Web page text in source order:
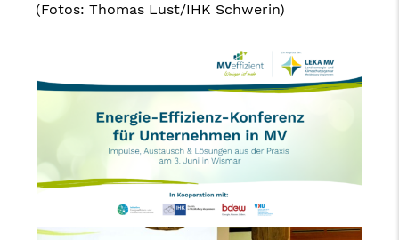
(Fotos: Thomas Lust/IHK Schwerin)